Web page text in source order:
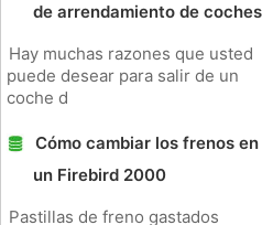
de arrendamiento de coches
Hay muchas razones que usted
puede desear para salir de un
coche d
Cómo cambiar los frenos en
un Firebird 2000
Pastillas de freno gastados